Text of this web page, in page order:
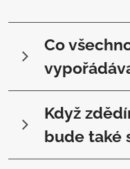
Co
nemovitosti,
podíl ve
pohledávky,
Když
bude také